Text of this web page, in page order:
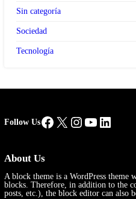
Sin categoría
Sociedad
Tecnología
Follow UsFacebook
X Instagram
YouTube
About Us
A block theme is a WordPress theme
blocks. Therefore, in addition to the
posts, etc.), the block editor can also